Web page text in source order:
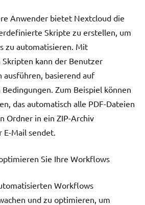
Anwender bietet Nextcloud die
Skripte zu erstellen, um
zu automatisieren. Mit
kann der Benutzer
ausführen, basierend auf
Zum Beispiel können
das automatisch alle PDF-Dateien
Ordner in ein ZIP-Archiv
Mail sendet.
Sie Ihre Workflows
Workflows
und zu optimieren, um